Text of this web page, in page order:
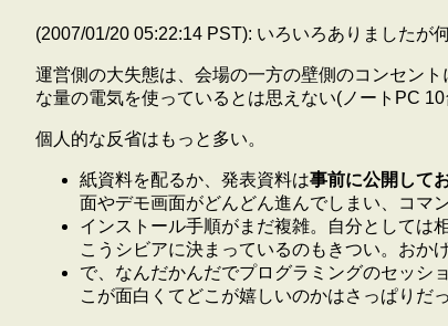
(2007/01/20 05:22:14 PST): いろいろありましたが
運営側の大失態は、会場の一方の壁側のコンセン
な量の電気を使っているとは思えない(ノートPC
個人的な反省はもっと多い。
紙資料を配るか、発表資料は事前に公開して
面やデモ画面がどんどん進んでしまい、コマ
インストール手順がまだ複雑。自分としては
こうシビアに決まっているのもきつい。おか
で、なんだかんだでプログラミングのセッシ
こが面白くてどこが嬉しいのかはさっぱりだ